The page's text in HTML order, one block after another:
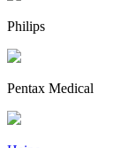
Philips
Pentax Medical